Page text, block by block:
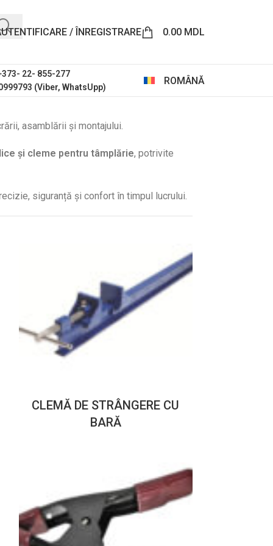
/ ÎNREGISTRARE 0.00 MDL
22- 855-277
(Viber, WhatsUpp)
ROMÂNĂ
asamblării și montajului.
și cleme pentru tâmplărie, potrivite
siguranță și confort în timpul lucrului.
CLEMĂ DE STRÂNGERE CU
BARĂ